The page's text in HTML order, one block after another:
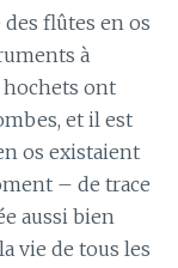
flûtes en os
à
hochets ont
et il est
os existaient
– de trace
aussi bien
vie de tous les